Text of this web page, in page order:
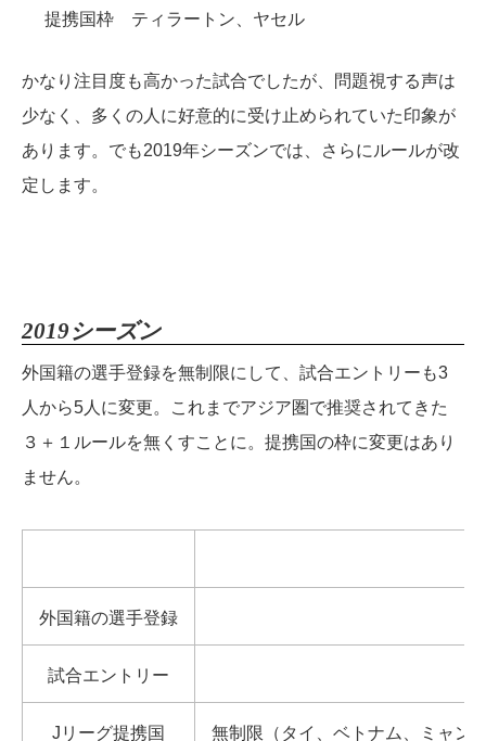
提携国枠 ティラートン、ヤセル
かなり注目度も高かった試合でしたが、問題視する声は
少なく、多くの人に好意的に受け止められていた印象が
あります。でも2019年シーズンでは、さらにルールが改
定します。
2019シーズン
外国籍の選手登録を無制限にして、試合エントリーも3
人から5人に変更。これまでアジア圏で推奨されてきた
３＋１ルールを無くすことに。提携国の枠に変更はあり
ません。
外国籍の選手登録
試合エントリー
Jリーグ提携国 無制限（タイ、ベトナム、ミャン